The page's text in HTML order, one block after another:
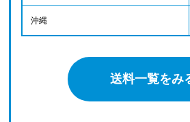
沖縄
送料一覧をみ